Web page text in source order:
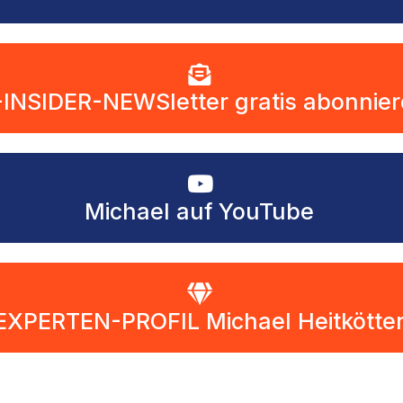
NEWSletter gratis
Michael auf YouTube
PROFIL Michael